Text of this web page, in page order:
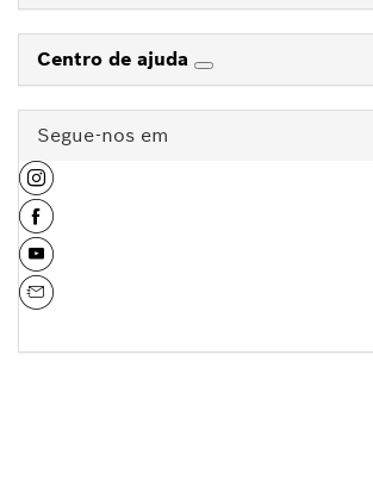
Centro de ajuda
Segue-nos em